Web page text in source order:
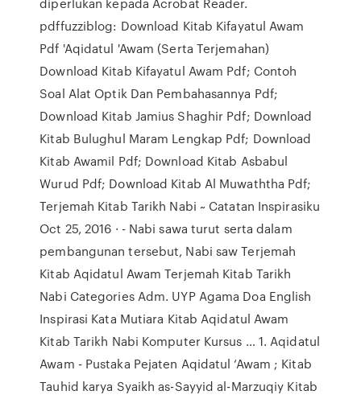
pdffuzziblog: Download Kitab Kifayatul Awam
Pdf 'Aqidatul 'Awam (Serta Terjemahan)
Download Kitab Kifayatul Awam Pdf; Contoh
Soal Alat Optik Dan Pembahasannya Pdf;
Download Kitab Jamius Shaghir Pdf; Download
Kitab Bulughul Maram Lengkap Pdf; Download
Kitab Awamil Pdf; Download Kitab Asbabul
Wurud Pdf; Download Kitab Al Muwaththa Pdf;
Terjemah Kitab Tarikh Nabi ~ Catatan Inspirasiku
Oct 25, 2016 · - Nabi sawa turut serta dalam
pembangunan tersebut, Nabi saw Terjemah
Kitab Aqidatul Awam Terjemah Kitab Tarikh
Nabi Categories Adm. UYP Agama Doa English
Inspirasi Kata Mutiara Kitab Aqidatul Awam
Kitab Tarikh Nabi Komputer Kursus … 1. Aqidatul
Awam - Pustaka Pejaten Aqidatul ‘Awam ; Kitab
Tauhid karya Syaikh as-Sayyid al-Marzuqiy Kitab